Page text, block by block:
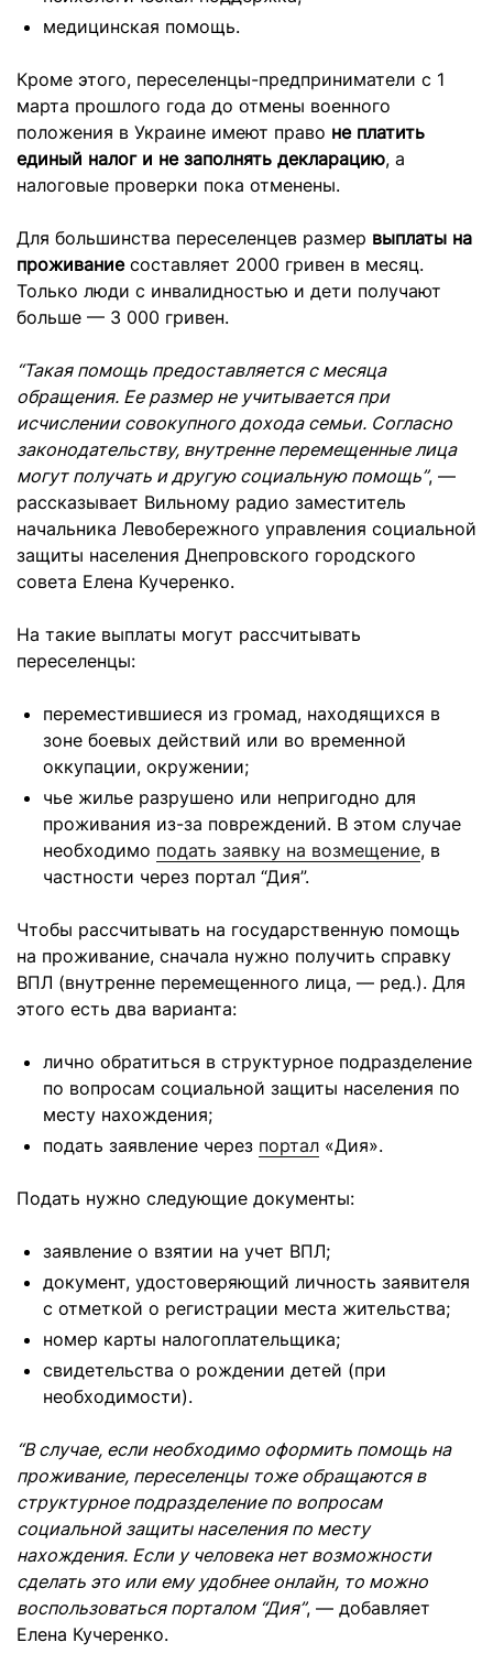
медицинская помощь.
Кроме этого, переселенцы-предприниматели с 1
марта прошлого года до отмены военного
положения в Украине имеют право не платить
единый налог и не заполнять декларацию, а
налоговые проверки пока отменены.
Для большинства переселенцев размер выплаты на
проживаниесоставляет 2000 гривен в месяц.
Только люди с инвалидностью и дети получают
больше — 3 000 гривен.
“Такая помощь предоставляется с месяца
обращения. Ее размер не учитывается при
исчислении совокупного дохода семьи. Согласно
законодательству, внутренне перемещенные лица
могут получать и другую социальную помощь”, —
рассказывает Вильному радио заместитель
начальника Левобережного управления социальной
защиты населения Днепровского городского
совета Елена Кучеренко.
На такие выплаты могут рассчитывать
переселенцы:
переместившиеся из громад, находящихся в
зоне боевых действий или во временной
оккупации, окружении;
чье жилье разрушено или непригодно для
проживания из-за повреждений. В этом случае
необходимо подать заявку на возмещение, в
частности через портал “Дия”.
Чтобы рассчитывать на государственную помощь
на проживание, сначала нужно получить справку
ВПЛ (внутренне перемещенного лица, — ред.). Для
этого есть два варианта:
лично обратиться в структурное подразделение
по вопросам социальной защиты населения по
месту нахождения;
подать заявление через портал «Дия».
Подать нужно следующие документы:
заявление о взятии на учет ВПЛ;
документ, удостоверяющий личность заявителя
с отметкой о регистрации места жительства;
номер карты налогоплательщика;
свидетельства о рождении детей (при
необходимости).
“В случае, если необходимо оформить помощь на
проживание, переселенцы тоже обращаются в
структурное подразделение по вопросам
социальной защиты населения по месту
нахождения. Если у человека нет возможности
сделать это или ему удобнее онлайн, то можно
воспользоваться порталом “Дия”, — добавляет
Елена Кучеренко.